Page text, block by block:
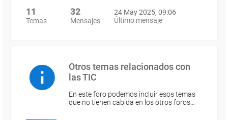
11
Temas
32
Mensajes
24 May 2025, 09:06
Último mensaje
Otros temas relacionados con
las TIC
En este foro podemos incluir esos temas
que no tienen cabida en los otros foros…